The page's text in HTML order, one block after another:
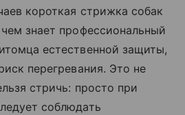
короткая стрижка собак
знает профессиональный
естественной защиты,
перегревания. Это не
стричь: просто при
соблюдать